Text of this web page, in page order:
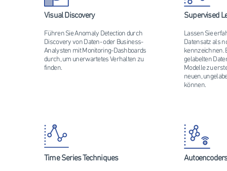
Visual Discovery
Führen Sie Anomaly Detection durch
Discovery von Daten- oder Business-
Analysten mit Monitoring-Dashboards
durch, um unerwartetes Verhalten zu
finden.
Time Series Techniques
Supervised
Lassen Sie
Datensatz als
kennzeichnen.
gelabelten
Modelle zu
neuen,
können.